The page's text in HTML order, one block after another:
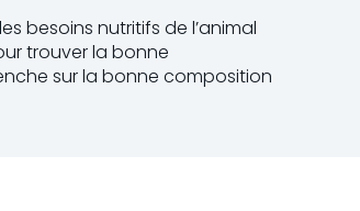
besoins nutritifs de l’animal
trouver la bonne
sur la bonne composition